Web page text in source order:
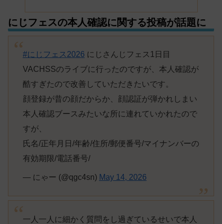
にじフェスの本人確認に関する投稿が話題に
#にじフェス2026 にじさんじフェス1日目
VACHSSのライブに行ったのですが、本人確認が
酷すぎたので改善していただきたいです。
顔登録が昔の顔だからか、顔認証が弾かれしまい
本人確認ブースみたいな所に連れていかれたので
すが、
氏名/正年月日/年齢/住所/郵便番号/マイナンバーの
有効期限/電話番号/
— にゃー (@qgc4sn) May 14, 2026
一人一人に細かく質問をし過ぎているせいで本人